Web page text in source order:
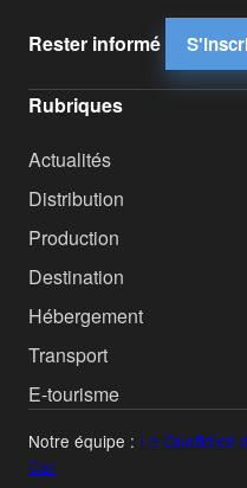
Rester informé
Rubriques
Actualités
Distribution
Production
Destination
Hébergement
Transport
E-tourisme
Notre équipe : Le Quotidien
Car